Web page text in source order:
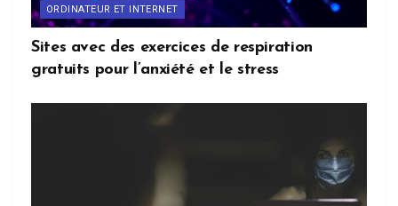
ORDINATEUR ET INTERNET
Sites avec des exercices de respiration
gratuits pour l’anxiété et le stress